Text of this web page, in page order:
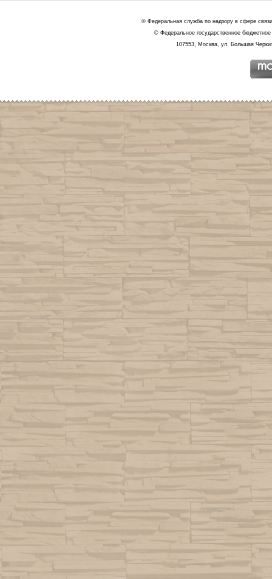
© Федеральная служба по надзору в сфере
© Федеральное государственное
107553, Москва, ул. Большая